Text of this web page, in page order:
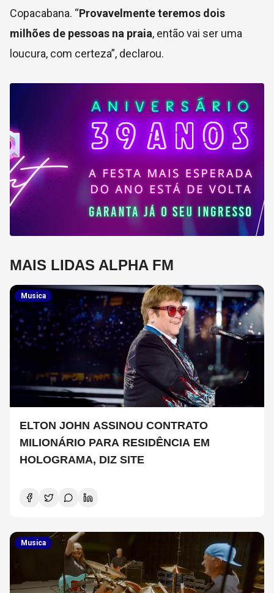
Copacabana. “Provavelmente teremos dois
milhões de pessoas na praia, então vai ser uma
loucura, com certeza”, declarou.
MAIS LIDAS ALPHA FM
Musica
ELTON JOHN ASSINOU CONTRATO
MILIONÁRIO PARA RESIDÊNCIA EM
HOLOGRAMA, DIZ SITE
Musica